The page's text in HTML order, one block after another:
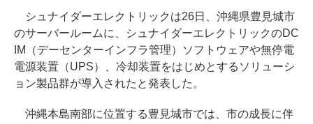
シュナイダーエレクトリックは26日、沖縄県豊見城市
のサーバールームに、シュナイダーエレクトリックのDC
IM（デーセンターインフラ管理）ソフトウェアや無停電
電源装置（UPS）、冷却装置をはじめとするソリューシ
ョン製品群が導入されたと発表した。
沖縄本島南部に位置する豊見城市では、市の成長に伴